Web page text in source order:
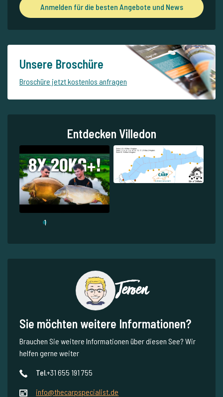
Anmelden für die besten Angebote und News
Unsere Broschüre
Broschüre jetzt kostenlos anfragen
Entdecken Villedon
1
Jeroen
Sie möchten weitere Informationen?
Brauchen Sie weitere Informationen über diesen See? Wir
helfen gerne weiter
Tel.+31 655 191 755
info@thecarpspecialist.de